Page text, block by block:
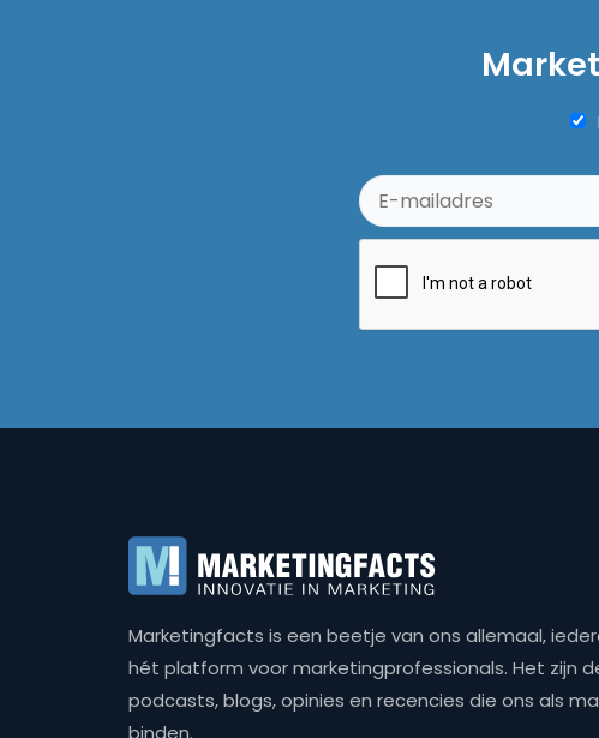
Marketingfacts is een beetje van ons allemaal,
hét platform voor marketingprofessionals. Het zijn
podcasts, blogs, opinies en recencies die ons als
binden.